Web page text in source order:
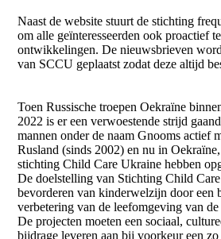
Naast de website stuurt de stichting
om alle geïnteresseerden ook proactief
ontwikkelingen. De nieuwsbrieven
van SCCU geplaatst zodat deze altijd
Toen Russische troepen Oekraïne
2022 is er een verwoestende strijd
mannen onder de naam Gnooms actief
Rusland (sinds 2002) en nu in
stichting Child Care Ukraine hebben
De doelstelling van Stichting Child
bevorderen van kinderwelzijn door een
verbetering van de leefomgeving van
De projecten moeten een sociaal,
bijdrage leveren aan bij voorkeur een